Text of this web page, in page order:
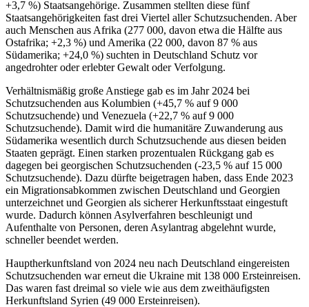
+3,7 %) Staatsangehörige. Zusammen stellten diese fünf
Staatsangehörigkeiten fast drei Viertel aller Schutzsuchenden. Aber
auch Menschen aus Afrika (277 000, davon etwa die Hälfte aus
Ostafrika; +2,3 %) und Amerika (22 000, davon 87 % aus
Südamerika; +24,0 %) suchten in Deutschland Schutz vor
angedrohter oder erlebter Gewalt oder Verfolgung.
Verhältnismäßig große Anstiege gab es im Jahr 2024 bei
Schutzsuchenden aus Kolumbien (+45,7 % auf 9 000
Schutzsuchende) und Venezuela (+22,7 % auf 9 000
Schutzsuchende). Damit wird die humanitäre Zuwanderung aus
Südamerika wesentlich durch Schutzsuchende aus diesen beiden
Staaten geprägt. Einen starken prozentualen Rückgang gab es
dagegen bei georgischen Schutzsuchenden (-23,5 % auf 15 000
Schutzsuchende). Dazu dürfte beigetragen haben, dass Ende 2023
ein Migrationsabkommen zwischen Deutschland und Georgien
unterzeichnet und Georgien als sicherer Herkunftsstaat eingestuft
wurde. Dadurch können Asylverfahren beschleunigt und
Aufenthalte von Personen, deren Asylantrag abgelehnt wurde,
schneller beendet werden.
Hauptherkunftsland von 2024 neu nach Deutschland eingereisten
Schutzsuchenden war erneut die Ukraine mit 138 000 Ersteinreisen.
Das waren fast dreimal so viele wie aus dem zweithäufigsten
Herkunftsland Syrien (49 000 Ersteinreisen).